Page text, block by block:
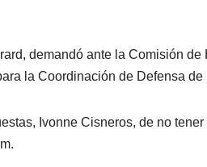
demandó ante la Comisión de
la Coordinación de Defensa de
Ivonne Cisneros, de no tener